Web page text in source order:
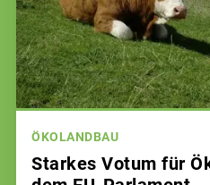
ÖKOLANDBAU
Starkes Votum für